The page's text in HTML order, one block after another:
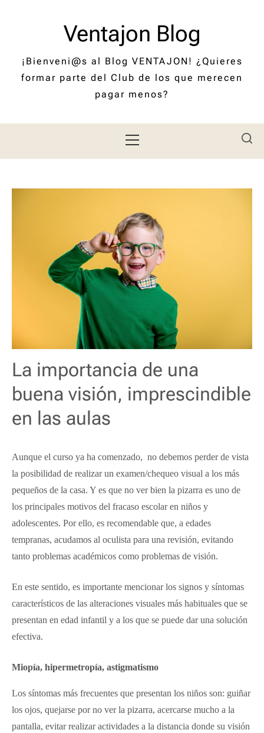
Ventajon Blog
¡Bienveni@s al Blog VENTAJON! ¿Quieres
formar parte del Club de los que merecen
pagar menos?
principal
La importancia de una
buena visión, imprescindible
en las aulas
Aunque el curso ya ha comenzado, no debemos perder de vista
la posibilidad de realizar un examen/chequeo visual a los más
pequeños de la casa. Y es que no ver bien la pizarra es uno de
los principales motivos del fracaso escolar en niños y
adolescentes. Por ello, es recomendable que, a edades
tempranas, acudamos al oculista para una revisión, evitando
tanto problemas académicos como problemas de visión.
En este sentido, es importante mencionar los signos y síntomas
característicos de las alteraciones visuales más habituales que se
presentan en edad infantil y a los que se puede dar una solución
efectiva.
Miopía, hipermetropía, astigmatismo
Los síntomas más frecuentes que presentan los niños son: guiñar
los ojos, quejarse por no ver la pizarra, acercarse mucho a la
pantalla, evitar realizar actividades a la distancia donde su visión